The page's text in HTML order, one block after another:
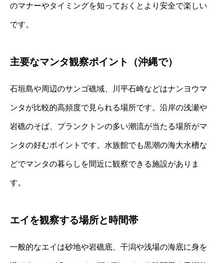
のマナーやタイミングを知っておくとより安全で楽しい
です。
主要なマンタ観察ポイント（沖縄で）
石垣島や周辺のサンゴ礁域、川平石崎などはナンヨウマ
ンタが比較的高頻度で見られる場所です。沿岸の浅瀬や
岩礁のそば、プランクトンの多い潮流が当たる場所がマ
ンタの好むポイントです。水族館でも黒潮の海大水槽な
どでマンタの暮らしを間近に観察できる施設がありま
す。
エイを観察する場所と時間帯
一般的なエイは砂地や岩礁底、干潟や浅場の海底に身を